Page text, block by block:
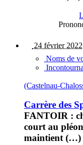
24 février 2022
Noms de
(Castelnau-
Carrère des
FANTOIR :
court au
maintient (…)